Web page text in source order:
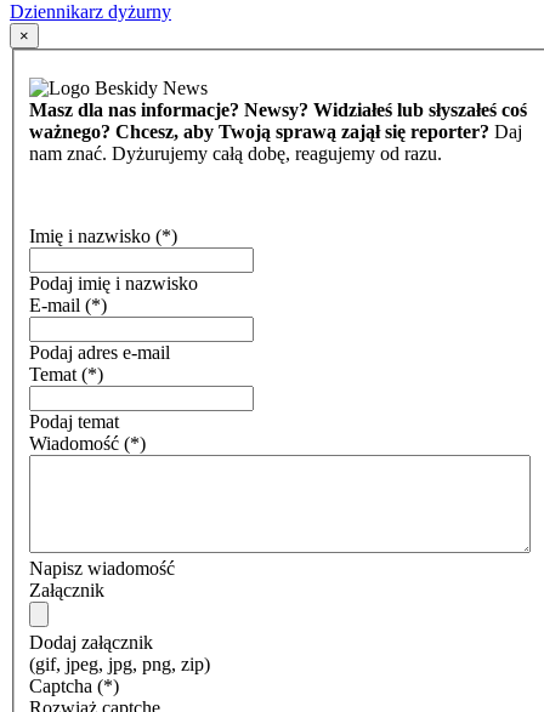
Dziennikarz dyżurny
×
Masz dla nas informacje? Newsy? Widziałeś lub słyszałeś coś
ważnego? Chcesz, aby Twoją sprawą zajął się reporter? Daj
nam znać. Dyżurujemy całą dobę, reagujemy od razu.
Imię i nazwisko (*)
Podaj imię i nazwisko
E-mail (*)
Podaj adres e-mail
Temat (*)
Podaj temat
Wiadomość (*)
Napisz wiadomość
Załącznik
Dodaj załącznik
(gif, jpeg, jpg, png, zip)
Captcha (*)
Rozwiąż captchę